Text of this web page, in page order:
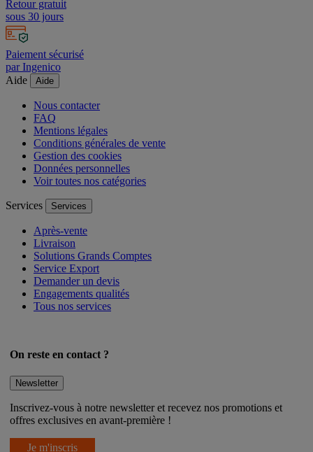
Retour gratuit
sous 30 jours
Paiement sécurisé
par Ingenico
Nous contacter
FAQ
Mentions légales
Conditions générales de vente
Gestion des cookies
Données personnelles
Après-vente
Livraison
Solutions Grands Comptes
Service Export
Demander un devis
Engagements qualités
Inscrivez-vous à notre newsletter et recevez nos promotions et